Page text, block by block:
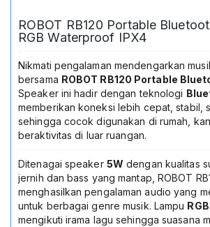
Hingga
Speaker
Musik
Outdoor
Indoor
Garansi
Resmi
ROBOT RB120 Portable
RGB Waterproof IPX4
Nikmati pengalaman mendengarkan
bersama ROBOT RB120 Portable
Speaker ini hadir dengan teknologi
memberikan koneksi lebih cepat, stabil,
sehingga cocok digunakan di rumah,
beraktivitas di luar ruangan.
Ditenagai speaker 5W dengan kualitas
jernih dan bass yang mantap, ROBOT
menghasilkan pengalaman audio yang
untuk berbagai genre musik. Lampu
mengikuti irama lagu sehingga suasana